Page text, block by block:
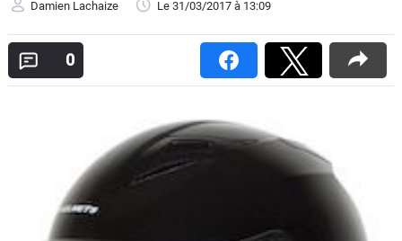
Avis
Marques
Damien Lachaize
Le 31/03/2017 à 13:09
0